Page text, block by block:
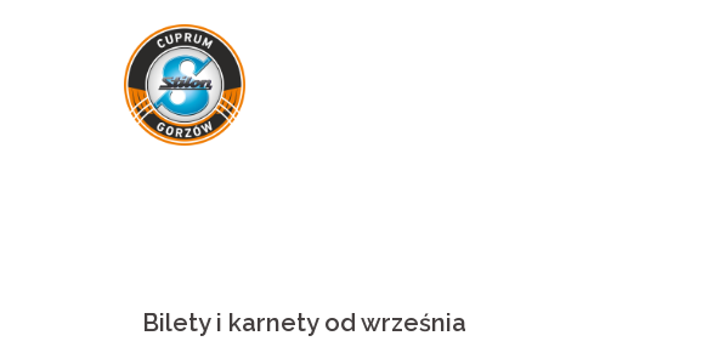
Bilety i karnety od września